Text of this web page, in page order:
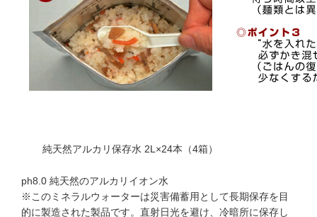
純天然アルカリ保存水 2L×24本（4箱）
ph8.0 純天然のアルカリイオン水
※このミネラルウォーターは災害備蓄用として長期保存を目
的に製造された製品です。直射日光を避け、冷暗所に保存し